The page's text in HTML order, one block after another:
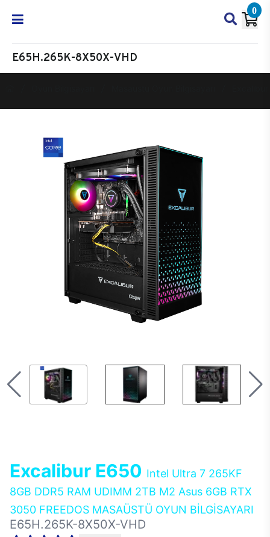
0
E65H.265K-8X50X-VHD
Excalibur E650 Intel Ultra 7 265KF
8GB DDR5 RAM UDIMM 2TB M2 Asus 6GB RTX
3050 FREEDOS MASAÜSTÜ OYUN BİLGİSAYARI
E65H.265K-8X50X-VHD